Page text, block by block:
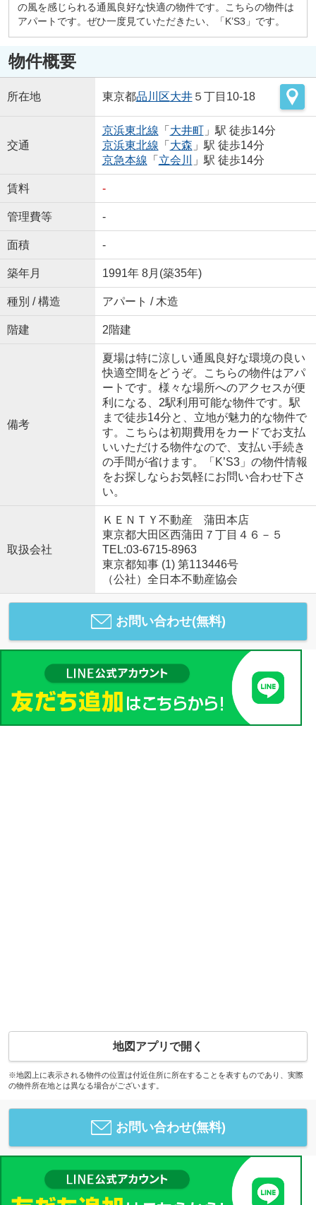
の風を感じられる通風良好な快適の物件です。こちらの物件は
アパートです。ぜひ一度見ていただきたい、「K’S3」です。
物件概要
所在地 東京都品川区大井５丁目10-18
交通
京浜東北線 「 大井町」駅 徒歩14分
京浜東北線 「 大森 」駅 徒歩14分
京急本線 「 立会川 」駅 徒歩14分
賃料 -
管理費等 -
面積 -
築年月 1991年 8月(築35年)
種別 / 構造 アパート / 木造
階建 2階建
備考
夏場は特に涼しい通風良好な環境の良い
快適空間をどうぞ。こちらの物件はアパ
ートです。様々な場所へのアクセスが便
利になる、2駅利用可能な物件です。駅
まで徒歩14分と、立地が魅力的な物件で
す。こちらは初期費用をカードでお支払
いいただける物件なので、支払い手続き
の手間が省けます。「K’S3」の物件情報
をお探しならお気軽にお問い合わせ下さ
い。
取扱会社
ＫＥＮＴＹ不動産 蒲田本店
東京都大田区西蒲田７丁目４６－５
TEL:03-6715-8963
東京都知事 (1) 第113446号
（公社）全日本不動産協会
お問い合わせ(無料)
地図アプリで開く
※地図上に表示される物件の位置は付近住所に所在することを表すものであり、実際
の物件所在地とは異なる場合がございます。
お問い合わせ(無料)